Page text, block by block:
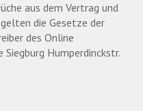
aus dem Vertrag und
die Gesetze der
des Online
Humperdinckstr.